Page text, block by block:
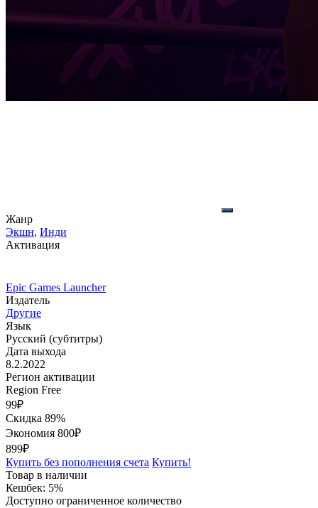
Жанр
Экшн, Инди
Активация
Epic Games Launcher
Издатель
Другие
Язык
Русский (субтитры)
Дата выхода
8.2.2022
Регион активации
Region Free
99₽
Скидка 89%
Экономия 800₽
899₽
Купить без пополнения счета Купить!
Товар в наличии
Кешбек: 5%
Доступно ограниченное количество